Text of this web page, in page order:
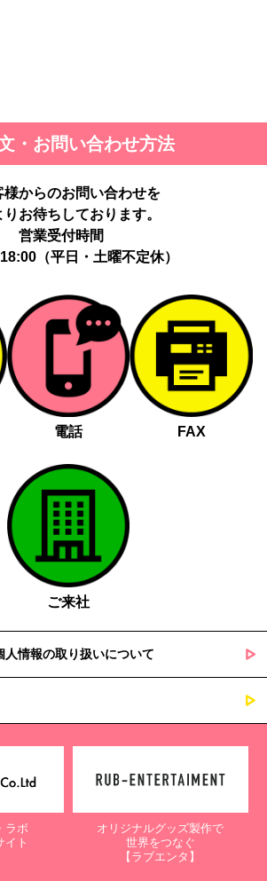
・お問い合わせ方法
様からのお問い合わせを
りお待ちしております。
営業受付時間
（平日・土曜不定休）
電話 FAX
ご来社
人情報の取り扱いについて
ラボ
イト
オリジナルグッズ製作で
世界をつなぐ
【ラブエンタ】